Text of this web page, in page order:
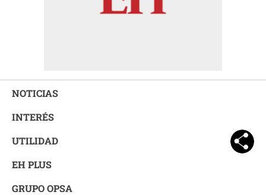
NOTICIAS
INTERÉS
UTILIDAD
EH PLUS
GRUPO OPSA